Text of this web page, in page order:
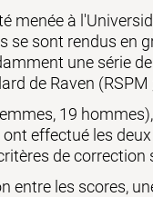
menée à
se sont rendus en
une série
de Raven (RSPM
19
effectué les
de correction
entre les scores,